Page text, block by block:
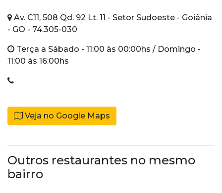
Av. C11, 508 Qd. 92 Lt. 11 - Setor Sudoeste - Goiânia
- GO - 74.305-030
Terça a Sábado - 11:00 às 00:00hs / Domingo -
11:00 às 16:00hs
Veja no Google Maps
Outros restaurantes no mesmo
bairro